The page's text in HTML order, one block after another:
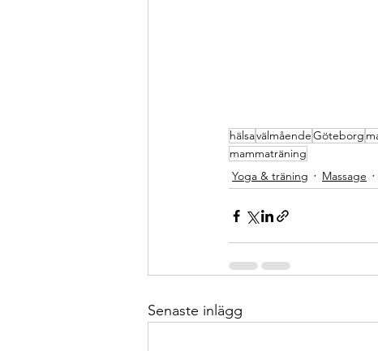
hälsavälmåendeGöteborg
mammaträning
Yoga & träning
Massage
Senaste inlägg